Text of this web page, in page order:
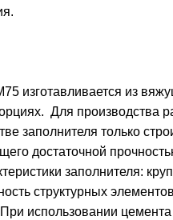
изготавливается из
Для производства
заполнителя только
достаточной
заполнителя:
структурных
использовании